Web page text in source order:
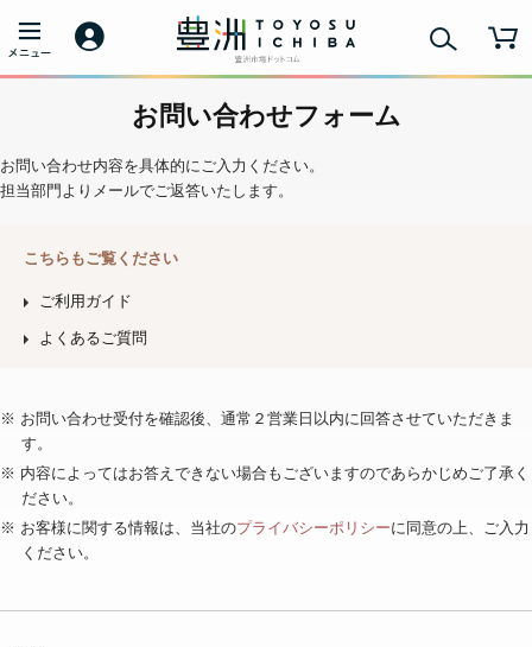
お問い合わせフォーム
お問い合わせ内容を具体的にご入力ください。
担当部門よりメールでご返答いたします。
こちらもご覧ください
ご利用ガイド
よくあるご質問
※ お問い合わせ受付を確認後、通常２営業日以内に回答させていただきま
す。
※ 内容によってはお答えできない場合もございますのであらかじめご了承く
ださい。
※ お客様に関する情報は、当社のプライバシーポリシーに同意の上、ご入力
ください。